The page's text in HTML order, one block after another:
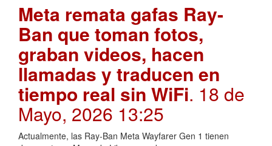
Meta remata gafas Ray-
Ban que toman fotos,
graban videos, hacen
llamadas y traducen en
tiempo real sin WiFi. 18 de
Mayo, 2026 13:25
Actualmente, las Ray-Ban Meta Wayfarer Gen 1 tienen